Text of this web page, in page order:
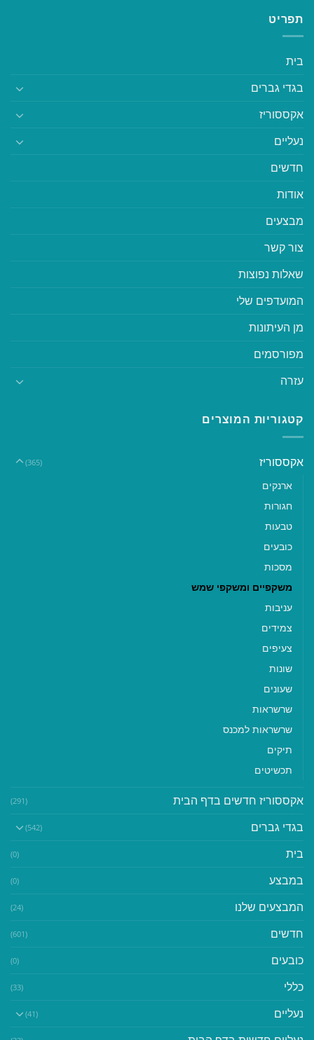
תפריט
בית
בגדי גברים
אקססוריז
נעליים
חדשים
אודות
מבצעים
צור קשר
שאלות נפוצות
המועדפים שלי
מן העיתונות
מפורסמים
עזרה
קטגוריות המוצרים
אקססוריז (365)
ארנקים
חגורות
טבעות
כובעים
מסכות
משקפיים ומשקפי שמש
עניבות
צמידים
צעיפים
שונות
שעונים
שרשראות
שרשראות למכנס
תיקים
תכשיטים
אקססוריז חדשים בדף הבית (291)
בגדי גברים (542)
בית (0)
במבצע (0)
המבצעים שלנו (24)
חדשים (601)
כובעים (0)
כללי (33)
נעליים (41)